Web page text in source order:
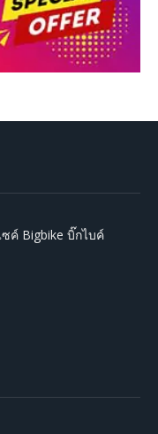
ค์ Bigbike บิ๊กไบค์